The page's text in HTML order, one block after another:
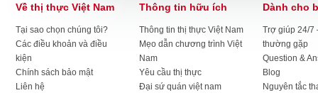
Về thị thực Việt Nam
Tại sao chọn chúng tôi?
Các điều khoản và điều
kiện
Chính sách bảo mật
Liên hệ
Thông tin hữu ích
Thông tin thị thực Việt Nam
Mẹo dẫn chương trình Việt
Nam
Yêu cầu thị thực
Đại sứ quán việt nam
Dành cho
Trợ giúp 24/7
thường gặp
Question &
Blog
Nguyên tắc